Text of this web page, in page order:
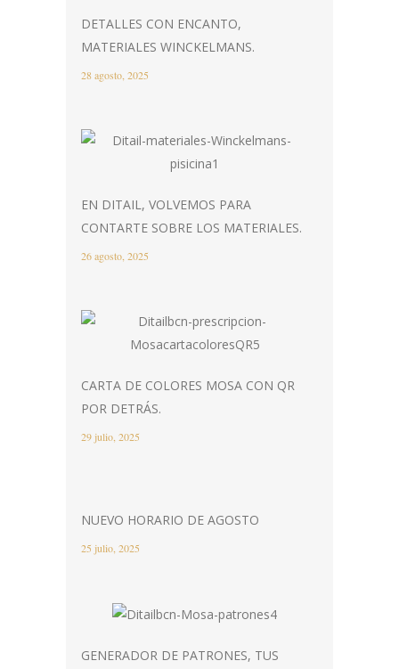
DETALLES CON ENCANTO,
MATERIALES WINCKELMANS.
28 agosto, 2025
EN DITAIL, VOLVEMOS PARA
CONTARTE SOBRE LOS MATERIALES.
26 agosto, 2025
CARTA DE COLORES MOSA CON QR
POR DETRÁS.
29 julio, 2025
NUEVO HORARIO DE AGOSTO
25 julio, 2025
GENERADOR DE PATRONES, TUS